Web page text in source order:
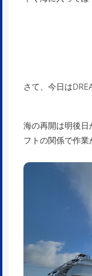
さて、今日は
海の再開は明後日
フトの関係で作業